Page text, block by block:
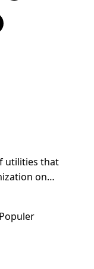
utilities that
on
Populer